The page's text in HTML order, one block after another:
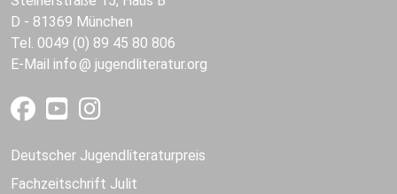
D - 81369 München
Tel. 0049 (0) 89 45 80 806
E-Mail info jugendliteratur.org
Deutscher Jugendliteraturpreis
Fachzeitschrift Julit